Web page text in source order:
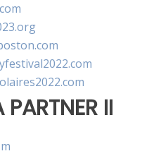
PARTNER II